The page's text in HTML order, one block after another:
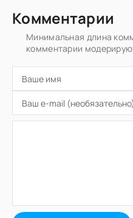
Комментарии
Минимальная длина
комментарии